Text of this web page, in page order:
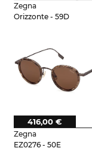
Zegna
Orizzonte - 59D
Zegna
EZ0276 - 50E
416,00 €